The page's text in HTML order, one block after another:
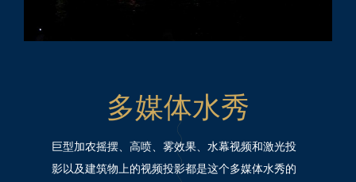
多媒体水秀
巨型加农摇摆、高喷、雾效果、水幕视频和激光投
影以及建筑物上的视频投影都是这个多媒体水秀的